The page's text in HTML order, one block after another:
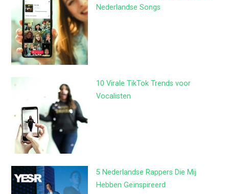
Nederlandse Songs
10 Virale TikTok Trends voor
Vocalisten
5 Nederlandse Rappers Die Mij
Hebben Geïnspireerd